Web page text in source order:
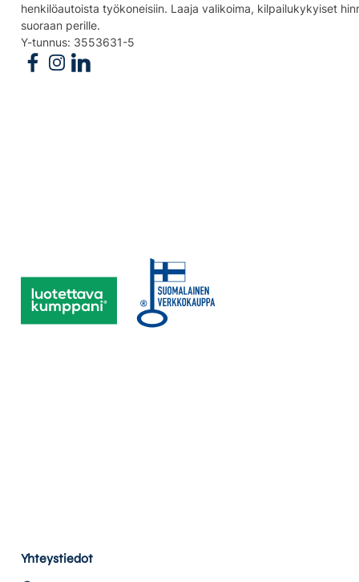
henkilöautoista työkoneisiin. Laaja valikoima, kilpailukykyiset
suoraan perille.
Y-tunnus: 3553631-5
Follow us on Facebook
Follow us on Instagram
Follow us on Linkedin
Yhteystiedot